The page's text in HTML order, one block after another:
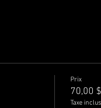
Prix
70,00 $
Taxe